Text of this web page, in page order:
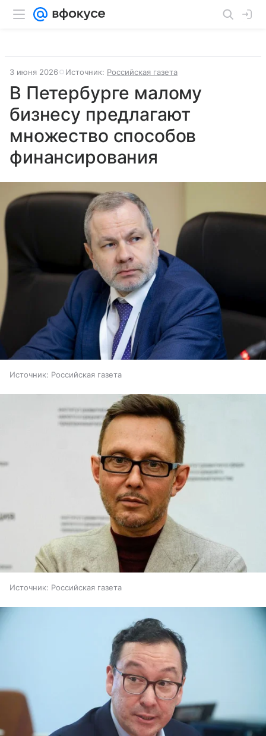
3 июня 2026 Источник: Российская газета
В Петербурге малому
бизнесу предлагают
множество способов
финансирования
Источник: Российская газета
Источник: Российская газета